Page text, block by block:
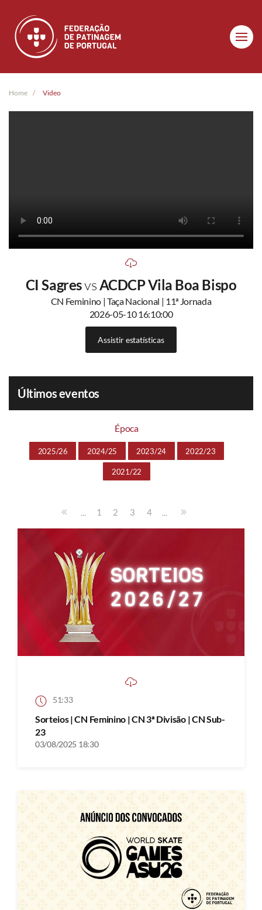
Skip to main content
Home Video
CI SagresvsACDCP Vila Boa Bispo
CN Feminino | Taça Nacional | 11ª Jornada
2026-05-10 16:10:00
Assistir estatísticas
Últimos eventos
Época
2025/26 2024/25 2023/24 2022/23
2021/22
... 1 2 3 4 ...
51:33
Sorteios | CN Feminino | CN 3ª Divisão | CN Sub-
23
03/08/2025 18:30